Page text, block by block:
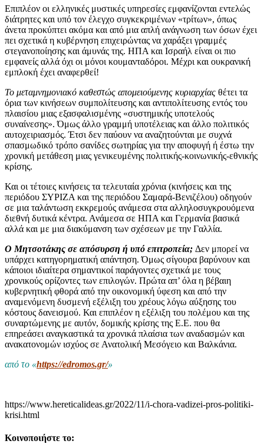
Επιπλέον οι ελληνικές μυστικές υπηρεσίες εμφανίζονται εντελώς
διάτρητες και υπό τον έλεγχο συγκεκριμένων «τρίτων», όπως
άνετα προκύπτει ακόμα και από μια απλή ανάγνωση των όσων έχει
πει σχετικά η κυβέρνηση επιχειρώντας να χαράξει γραμμές
στεγανοποίησης και άμυνάς της. ΗΠΑ και Ισραήλ είναι οι πιo
εμφανείς αλλά όχι οι μόνοι κουμανταδόροι. Μέχρι και oυκρανική
εμπλοκή έχει αναφερθεί!
Το μεταμνημονιακό καθεστώς απομειούμενης κυριαρχίας θέτει τα
όρια των κινήσεων συμπολίτευσης και αντιπολίτευσης εντός του
πλαισίου μιας εξασφαλισμένης «συστημικής υποτελούς
συναίνεσης». Όμως άλλο γραμμή υποτέλειας και άλλο πολιτικός
αυτοχειριασμός. Έτσι δεν παύουν να αναζητούνται με συχνά
σπασμωδικό τρόπο σανίδες σωτηρίας για την αποφυγή ή έστω την
χρονική μετάθεση μιας γενικευμένης πολιτικής-κοινωνικής-εθνικής
κρίσης.
Και οι τέτοιες κινήσεις τα τελευταία χρόνια (κινήσεις και της
περιόδου ΣΥΡΙΖΑ και της περιόδου Σαμαρά-Βενιζέλου) οδηγούν
σε μια ταλάντωση εκκρεμούς ανάμεσα στα αλληλοσυγκρουόμενα
διεθνή δυτικά κέντρα. Ανάμεσα σε ΗΠΑ και Γερμανία βασικά
αλλά και με μια διακύμανση των σχέσεων με την Γαλλία.
Ο Μητσοτάκης σε απόσυρση ή υπό επιτροπεία; Δεν μπορεί να
υπάρχει κατηγορηματική απάντηση. Όμως σίγουρα βαρύνουν και
κάποιοι ιδιαίτερα σημαντικοί παράγοντες σχετικά με τους
χρονικούς ορίζοντες των επιλογών. Πρώτα απ’ όλα η βέβαιη
κυβερνητική φθορά από την οικονομική ύφεση και από την
αναμενόμενη δυσμενή εξέλιξη του χρέους λόγω αύξησης του
κόστους δανεισμού. Και επιπλέον η εξέλιξη του πολέμου και της
συναρτώμενης με αυτόν, δομικής κρίσης της Ε.Ε. που θα
επηρεάσει αναγκαστικά τα χρονικά πλαίσια των αναδασμών και
ανακατονομών ισχύος σε Ανατολική Μεσόγειο και Βαλκάνια.
από το «https://edromos.gr/»
https://www.hereticalideas.gr/2022/11/i-chora-vadizei-pros-politiki-
krisi.html
Κοινοποιήστε το: